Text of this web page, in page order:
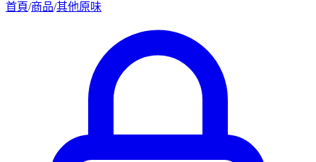
首頁/商品/其他原味